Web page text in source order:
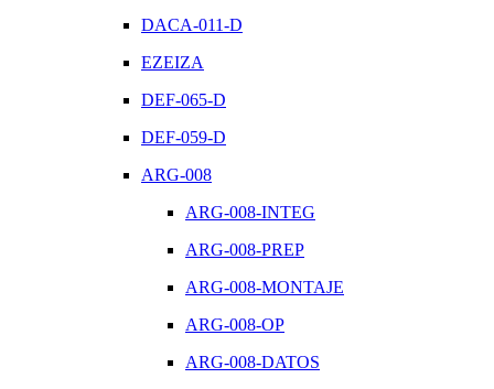
DACA-011-D
EZEIZA
DEF-065-D
DEF-059-D
ARG-008
ARG-008-INTEG
ARG-008-PREP
ARG-008-MONTAJE
ARG-008-OP
ARG-008-DATOS